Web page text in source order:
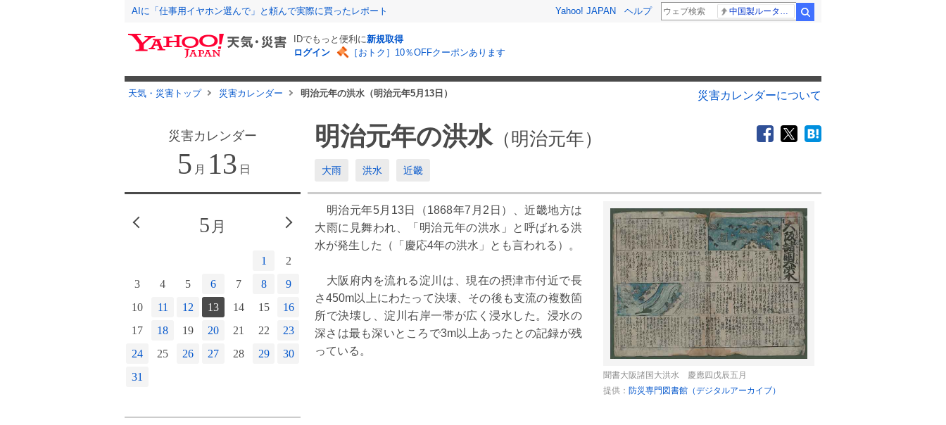
AIに「仕事用イヤホン選んで」と頼んで実際に買ったレポート Yahoo! JAPAN ヘルプ
IDでもっと便利に新規取得
ログイン
［おトク］10％OFFクーポンあります
天気・災害トップ 災害カレンダー 明治元年の洪水（明治元年5月13日） 災害カレンダーについて
明治元年の洪水（明治元年）
大雨 洪水 近畿
聞書大阪諸国大洪水 慶應四戊辰五月
提供： 防災専門図書館（デジタルアーカイブ）
明治元年5月13日（1868年7月2日）、近畿地方は
大雨に見舞われ、「明治元年の洪水」と呼ばれる洪
水が発生した（「慶応4年の洪水」とも言われる）。
大阪府内を流れる淀川は、現在の摂津市付近で長
さ450m以上にわたって決壊、その後も支流の複数箇
所で決壊し、淀川右岸一帯が広く浸水した。浸水の
深さは最も深いところで3m以上あったとの記録が残
っている。
災害カレンダー
5 月 13 日
5 月
1
2
3
4 5 6 7 8
9
10
11 12 13 14 15
16
17
18 19 20 21 22
23
24
25 26 27 28 29
30
31
6月
8 9 10 11 12
13
14
16 17 18 19
20
21
22 23 24 25 26
27
28
29 30
7月
3
4
5
6 7 8 10
11
12
13 14 15 17
18
19
20 21 22 24
25
31
8月
2
3 4 5 6 7
9
10 11 12 13 14
16
17 18 19 20 21
23
24 25 26 27 28
30
31